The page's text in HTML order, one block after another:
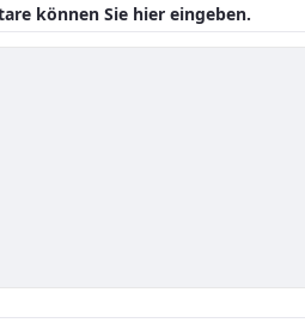
können Sie hier eingeben.